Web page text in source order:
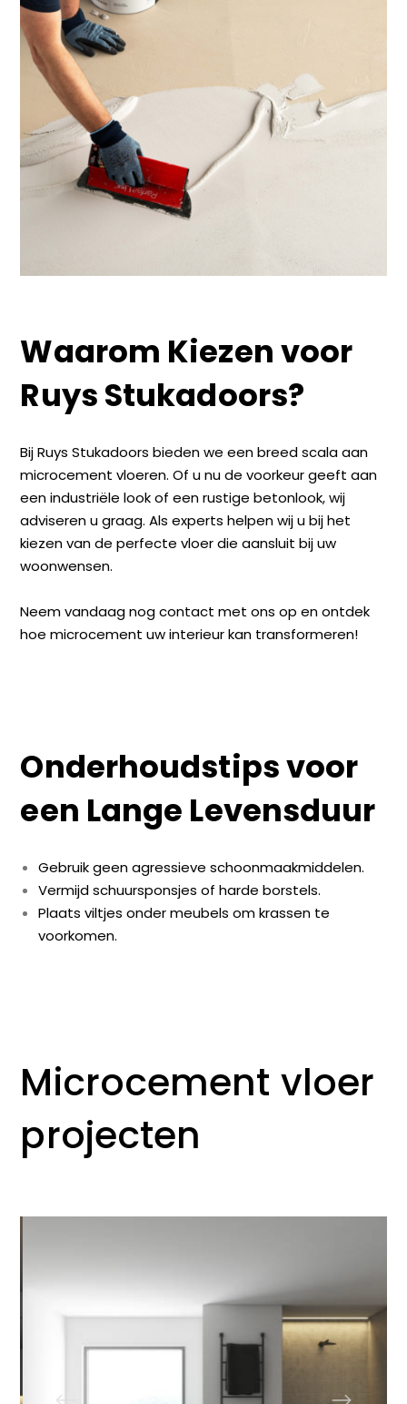
Waarom Kiezen voor
Ruys Stukadoors?
Bij Ruys Stukadoors bieden we een breed scala aan
microcement vloeren. Of u nu de voorkeur geeft aan
een industriële look of een rustige betonlook, wij
adviseren u graag. Als experts helpen wij u bij het
kiezen van de perfecte vloer die aansluit bij uw
woonwensen.
Neem vandaag nog contact met ons op en ontdek
hoe microcement uw interieur kan transformeren!
Onderhoudstips voor
een Lange Levensduur
Gebruik geen agressieve schoonmaakmiddelen.
Vermijd schuursponsjes of harde borstels.
Plaats viltjes onder meubels om krassen te
voorkomen.
Microcement vloer
projecten